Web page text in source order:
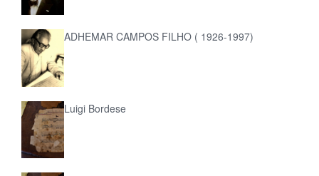
ADHEMAR CAMPOS FILHO ( 1926-1997)
Luigi Bordese